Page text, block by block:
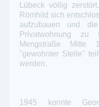
Lübeck völlig
Römhild sich
aufzubauen und
Privatwohnung
Mengstraße Mitte
"gewohnter Stelle"
werden.
1945 konnte